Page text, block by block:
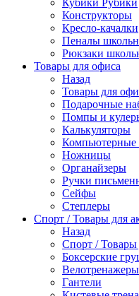
Кубики Рубики
Конструкторы
Кресло-качалки
Пеналы
Рюкзаки
Товары для офиса
Назад
Товары для
Подарочные
Помпы и
Калькуляторы
Компьютерные
Ножницы
Органайзеры
Ручки
Сейфы
Степлеры
Спорт / Товары для
Назад
Спорт / Товары
Боксерские
Велотренажеры
Гантели